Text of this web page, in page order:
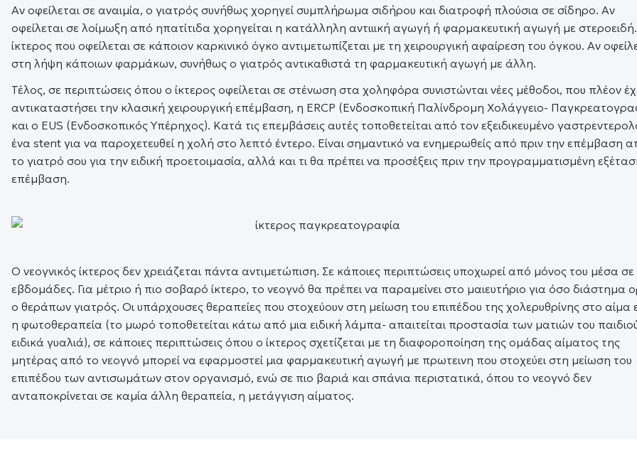
Αν οφείλεται σε αναιμία, ο γιατρός συνήθως χορηγεί συμπλήρωμα σιδήρου και διατροφή πλούσια σε σίδηρο. Αν
οφείλεται σε λοίμωξη από ηπατίτιδα χορηγείται η κατάλληλη αντιιική αγωγή ή φαρμακευτική αγωγή με
ίκτερος που οφείλεται σε κάποιον καρκινικό όγκο αντιμετωπίζεται με τη χειρουργική αφαίρεση του όγκου. Αν
στη λήψη κάποιων φαρμάκων, συνήθως ο γιατρός αντικαθιστά τη φαρμακευτική αγωγή με άλλη.
Τέλος, σε περιπτώσεις όπου ο ίκτερος οφείλεται σε στένωση στα χοληφόρα συνιστώνται νέες μέθοδοι, που πλέον
αντικαταστήσει την κλασική χειρουργική επέμβαση, η ERCP (Ενδοσκοπική Παλίνδρομη Χολάγγειο-
και ο EUS (Ενδοσκοπικός Υπέρηχος). Κατά τις επεμβάσεις αυτές τοποθετείται από τον εξειδικευμένο
ένα stent για να παροχετευθεί η χολή στο λεπτό έντερο. Είναι σημαντικό να ενημερωθείς από πριν την επέμβαση
το γιατρό σου για την ειδική προετοιμασία, αλλά και τι θα πρέπει να προσέξεις πριν την προγραμματισμένη
επέμβαση.
Ο νεογνικός ίκτερος δεν χρειάζεται πάντα αντιμετώπιση. Σε κάποιες περιπτώσεις υποχωρεί από μόνος του μέσα
εβδομάδες. Για μέτριο ή πιο σοβαρό ίκτερο, το νεογνό θα πρέπει να παραμείνει στο μαιευτήριο για όσο διάστημα
ο θεράπων γιατρός. Οι υπάρχουσες θεραπείες που στοχεύουν στη μείωση του επιπέδου της χολερυθρίνης στο αίμα
η φωτοθεραπεία (το μωρό τοποθετείται κάτω από μια ειδική λάμπα- απαιτείται προστασία των ματιών του
ειδικά γυαλιά), σε κάποιες περιπτώσεις όπου ο ίκτερος σχετίζεται με τη διαφοροποίηση της ομάδας αίματος της
μητέρας από το νεογνό μπορεί να εφαρμοστεί μια φαρμακευτική αγωγή με πρωτεινη που στοχεύει στη μείωση του
επιπέδου των αντισωμάτων στον οργανισμό, ενώ σε πιο βαριά και σπάνια περιστατικά, όπου το νεογνό δεν
ανταποκρίνεται σε καμία άλλη θεραπεία, η μετάγγιση αίματος.